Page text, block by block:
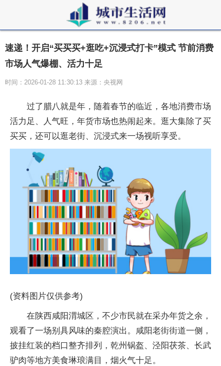
速递！开启“买买买+逛吃+沉浸式打卡”模式 节前消费
市场人气爆棚、活力十足
时间：2026-01-28 11:30:13 来源：央视网
过了腊八就是年，随着春节的临近，各地消费市场
活力足、人气旺，年货市场也热闹起来。逛大集除了买
买买，还可以逛老街、沉浸式来一场视听享受。
(资料图片仅供参考)
在陕西咸阳渭城区，不少市民就在采办年货之余，
观看了一场别具风味的秦腔演出。咸阳老街街道一侧，
披挂红装的档口整齐排列，乾州锅盔、泾阳茯茶、长武
驴肉等地方美食琳琅满目，烟火气十足。